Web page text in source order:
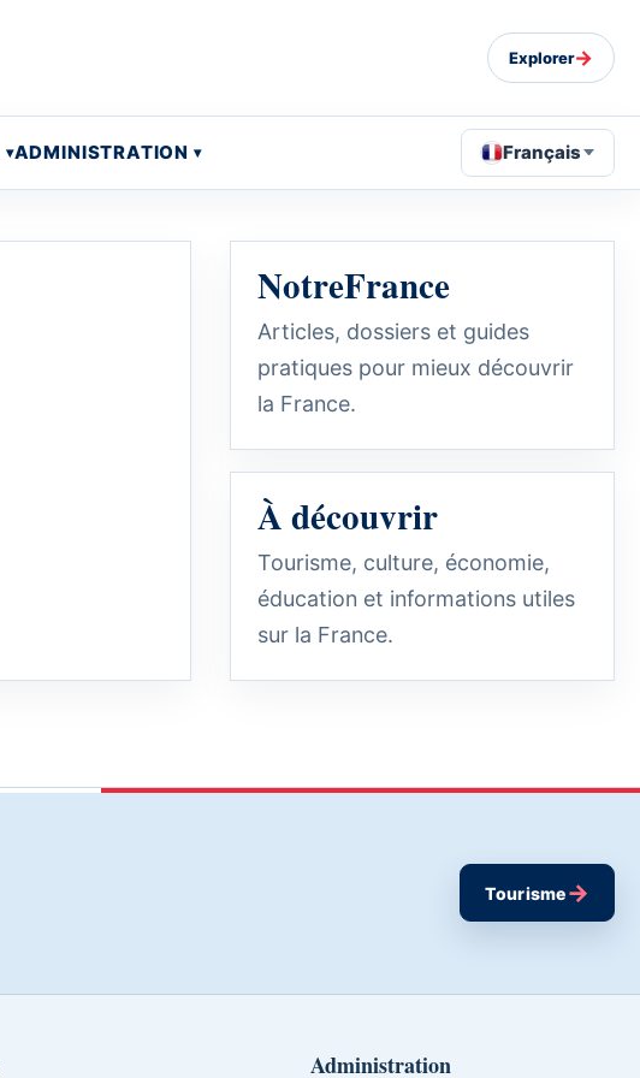
Explorer→
ADMINISTRATION Français
NotreFrance
Articles, dossiers et guides
pratiques pour mieux découvrir
la France.
À découvrir
Tourisme, culture, économie,
éducation et informations utiles
sur la France.
Tourisme→
Administration